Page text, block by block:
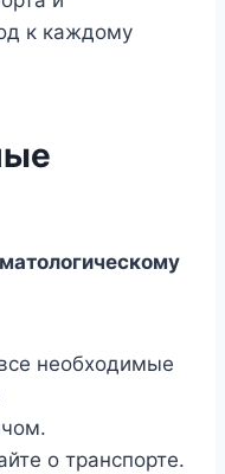
к каждому
необходимые
о транспорте.